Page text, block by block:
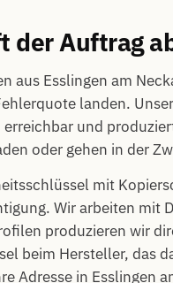
der Auftrag
aus Esslingen am
landen.
und
oder gehen in der
mit
Wir arbeiten mit
produzieren wir
beim Hersteller, das
Adresse in Esslingen